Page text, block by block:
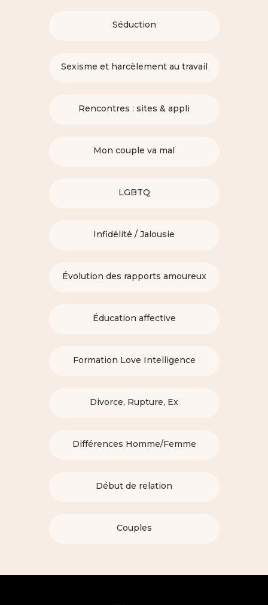
Séduction
Sexisme et harcèlement au travail
Rencontres : sites & appli
Mon couple va mal
LGBTQ
Infidélité / Jalousie
Évolution des rapports amoureux
Éducation affective
Formation Love Intelligence
Divorce, Rupture, Ex
Différences Homme/Femme
Début de relation
Couples